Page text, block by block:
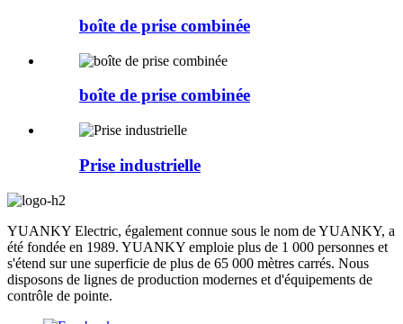
boîte de prise combinée
boîte de prise combinée
Prise industrielle
YUANKY Electric, également connue sous le nom de YUANKY, a
été fondée en 1989. YUANKY emploie plus de 1 000 personnes et
s'étend sur une superficie de plus de 65 000 mètres carrés. Nous
disposons de lignes de production modernes et d'équipements de
contrôle de pointe.